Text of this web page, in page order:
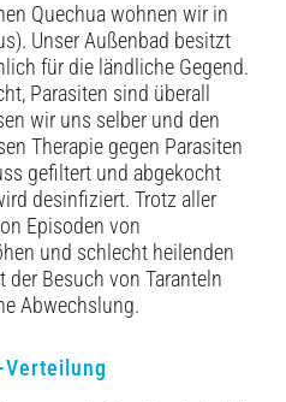
Quechua wohnen wir in
Unser Außenbad besitzt
für die ländliche Gegend.
Parasiten sind überall
wir uns selber und den
Therapie gegen Parasiten
gefiltert und abgekocht
desinfiziert. Trotz aller
Episoden von
und schlecht heilenden
Besuch von Taranteln
Abwechslung.
Verteilung